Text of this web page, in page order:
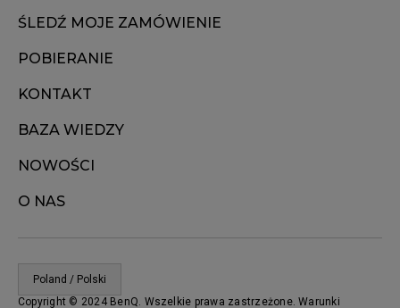
ŚLEDŹ MOJE ZAMÓWIENIE
POBIERANIE
KONTAKT
BAZA WIEDZY
NOWOŚCI
O NAS
Poland / Polski
Copyright © 2024 BenQ. Wszelkie prawa zastrzeżone. Warunki